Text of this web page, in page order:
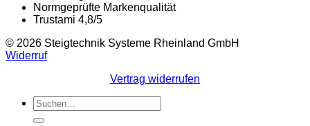
Normgeprüfte Markenqualität
Trustami 4,8/5
© 2026 Steigtechnik Systeme Rheinland GmbH
Widerruf
Vertrag widerrufen
Suchen
nach: